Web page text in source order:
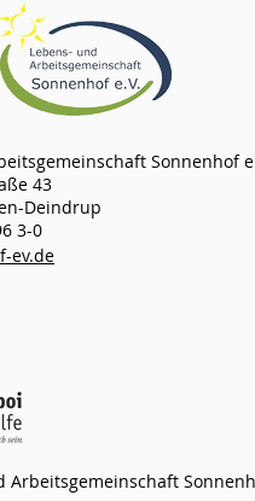
meinschaft Sonnenhof
43
Deindrup
3-0
ev.de
Arbeitsgemeinschaft